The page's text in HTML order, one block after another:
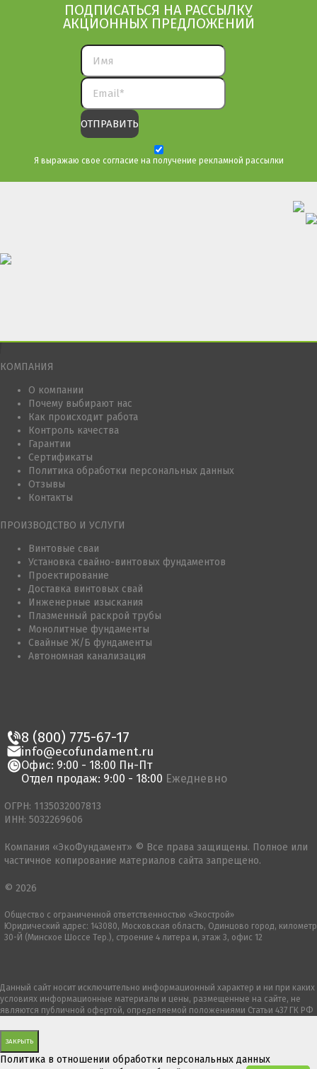
ПОДПИСАТЬСЯ НА РАССЫЛКУ
АКЦИОННЫХ ПРЕДЛОЖЕНИЙ
Я выражаю свое согласие на получение рекламной рассылки
КОМПАНИЯ
О компании
Почему выбирают нас
Как происходит работа
Контроль качества
Гарантии
Сертификаты
Политика обработки персональных данных
Отзывы
Контакты
ПРОИЗВОДСТВО И УСЛУГИ
Винтовые сваи
Установка свайно-винтовых фундаментов
Проектирование
Доставка винтовых свай
Инженерные изыскания
Плазменный раскрой трубы
Монолитные фундаменты
Свайные Ж/Б фундаменты
Автономная канализация
8 (800) 775-67-17
info@ecofundament.ru
Офис: 9:00 - 18:00 Пн-Пт
Отдел продаж: 9:00 - 18:00 Ежедневно
Общество с ограниченной ответственностью «Экострой»
Юридический адрес: 143080, Московская область, Одинцово город, километр
30-Й (Минское Шоссе Тер.), строение 4 литера и, этаж 3, офис 12
ОГРН: 1135032007813
ИНН: 5032269606
Компания «ЭкоФундамент» © Все права защищены. Полное или
частичное копирование материалов сайта запрещено.
© 2026
Данный сайт носит исключительно информационный характер и ни при каких
условиях информационные материалы и цены, размещенные на сайте, не
являются публичной офертой, определяемой положениями Статьи 437 ГК РФ
ЗАКРЫТЬ
Политика в отношении обработки персональных данных